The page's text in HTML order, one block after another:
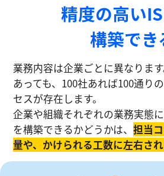
精度の⾼い
構築でき
業務内容は企業ごとに異なりま
あっても、100社あれば100通り
セスが存在します。
企業や組織それぞれの業務実態
を構築できるかどうかは、担当
量や、かけられる工数に左右され